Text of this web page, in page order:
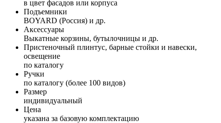
в цвет фасадов или корпуса
Подъемники
BOYARD (Россия) и др.
Аксессуары
Выкатные корзины, бутылочницы и др.
Пристеночный плинтус, барные стойки и навески,
освещение
по каталогу
Ручки
по каталогу (более 100 видов)
Размер
индивидуальный
Цена
указана за базовую комплектацию